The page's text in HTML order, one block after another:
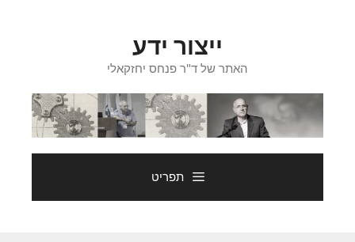
ייצור ידע
האתר של ד"ר פנחס יחזקאלי
תפריט